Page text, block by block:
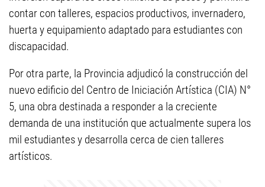
contar con talleres, espacios productivos, invernadero,
huerta y equipamiento adaptado para estudiantes con
discapacidad.
Por otra parte, la Provincia adjudicó la construcción del
nuevo edificio del Centro de Iniciación Artística (CIA) N°
5, una obra destinada a responder a la creciente
demanda de una institución que actualmente supera los
mil estudiantes y desarrolla cerca de cien talleres
artísticos.